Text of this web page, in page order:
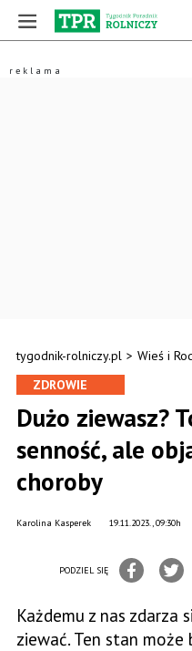
tygodnik-rolniczy.pl > Wieś i
ZDROWIE
Dużo ziewasz?
senność, ale
choroby
19.11.2023., 09:30h
Karolina Kasperek
PODZIEL SIĘ
Każdemu z nas zdarza
ziewać. Ten stan